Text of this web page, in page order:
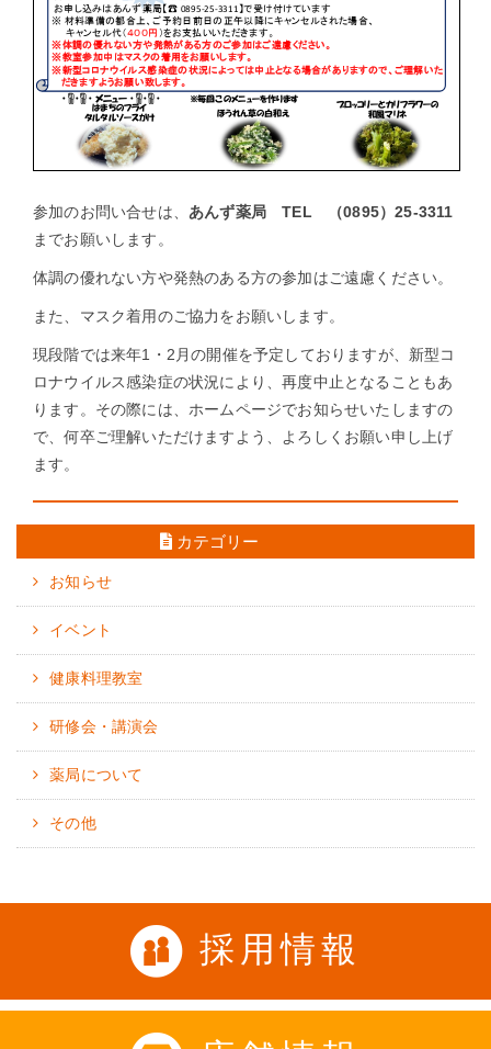
参加のお問い合せは、 あんず薬局 TEL （0895）25-3311
までお願いします。
体調の優れない方や発熱のある方の参加はご遠慮ください。
また、マスク着用のご協力をお願いします。
現段階では来年1・2月の開催を予定しておりますが、新型コ
ロナウイルス感染症の状況により、再度中止となることもあ
ります。その際には、ホームページでお知らせいたしますの
で、何卒ご理解いただけますよう、よろしくお願い申し上げ
ます。
カテゴリー
お知らせ
イベント
健康料理教室
研修会・講演会
薬局について
その他
採用情報